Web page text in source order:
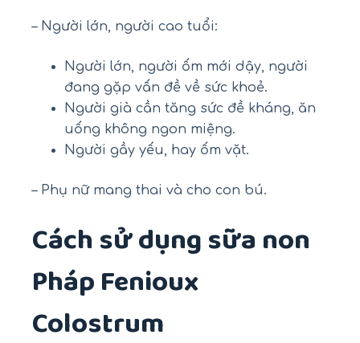
– Người lớn, người cao tuổi:
Người lớn, người ốm mới dậy, người
đang gặp vấn đề về sức khoẻ.
Người già cần tăng sức đề kháng, ăn
uống không ngon miệng.
Người gầy yếu, hay ốm vặt.
– Phụ nữ mang thai và cho con bú.
Cách sử dụng sữa non
Pháp Fenioux
Colostrum